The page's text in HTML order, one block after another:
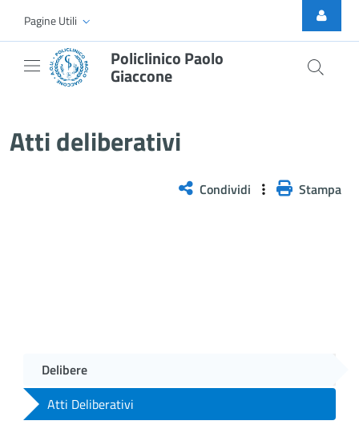
Skip to Main Content
Pagine Utili
Policlinico Paolo
Giaccone
Atti deliberativi
Condividi Stampa
Delibere
Atti Deliberativi